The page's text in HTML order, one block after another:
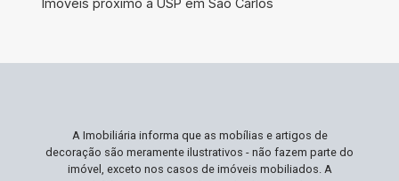
anos, a casa é sua.
Imóveis próximo a USP em São Carlos
A Imobiliária informa que as mobílias e artigos de
decoração são meramente ilustrativos - não fazem parte do
imóvel, exceto nos casos de imóveis mobiliados. A